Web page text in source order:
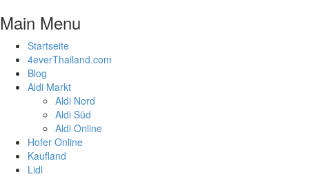
Main Menu
Startseite
4everThailand.com
Blog
Aldi Markt
Aldi Nord
Aldi Süd
Aldi Online
Hofer Online
Kaufland
Lidl